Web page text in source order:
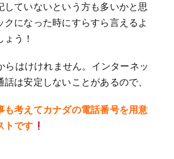
していないという方も多いかと思
クになった時にすらすら言えるよ
う！
らはけけれません。インターネッ
話は安定しないことがあるので、
も考えてカナダの電話番号を用意
トです